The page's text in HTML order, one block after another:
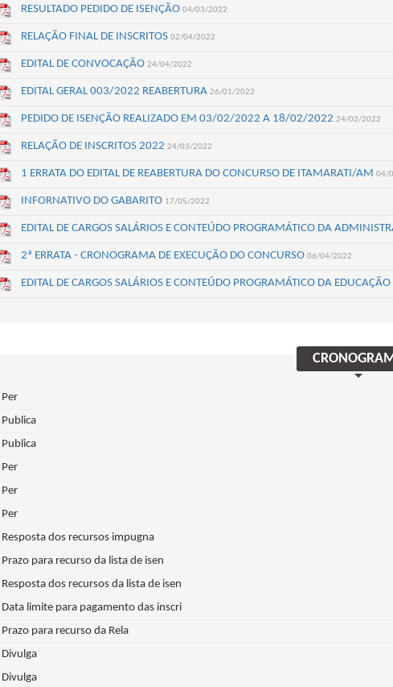
RESULTADO PEDIDO DE ISENÇÃO 04/03/2022
RELAÇÃO FINAL DE INSCRITOS 02/04/2022
EDITAL DE CONVOCAÇÃO 24/04/2022
EDITAL GERAL 003/2022 REABERTURA 26/01/2022
PEDIDO DE ISENÇÃO REALIZADO EM 03/02/2022 A 18/02/2022 24/02/2022
RELAÇÃO DE INSCRITOS 2022 24/03/2022
1 ERRATA DO EDITAL DE REABERTURA DO CONCURSO DE ITAMARATI/AM 04/
INFORNATIVO DO GABARITO 17/05/2022
EDITAL DE CARGOS SALÁRIOS E CONTEÚDO PROGRAMÁTICO DA
2ª ERRATA - CRONOGRAMA DE EXECUÇÃO DO CONCURSO 06/04/2022
EDITAL DE CARGOS SALÁRIOS E CONTEÚDO PROGRAMÁTICO DA EDUCAÇÃO
Per
Publica
Publica
Per
Per
Per
Resposta dos recursos impugna
Prazo para recurso da lista de isen
Resposta dos recursos da lista de isen
Data limite para pagamento das inscri
Prazo para recurso da Rela
Divulga
Divulga